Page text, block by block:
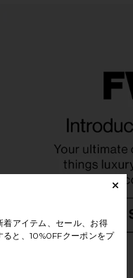
Shirt in Olive
$158
着アイテム、セール、お得
と、10%0FFクーポンをプ